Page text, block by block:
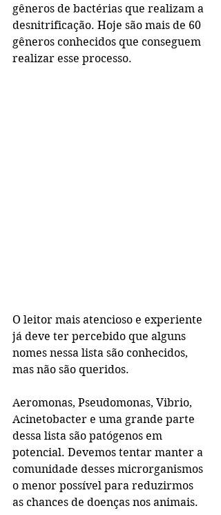
gêneros de bactérias que realizam a
desnitrificação. Hoje são mais de 60
gêneros conhecidos que conseguem
realizar esse processo.
O leitor mais atencioso e experiente
já deve ter percebido que alguns
nomes nessa lista são conhecidos,
mas não são queridos.
Aeromonas, Pseudomonas, Vibrio,
Acinetobacter e uma grande parte
dessa lista são patógenos em
potencial. Devemos tentar manter a
comunidade desses microrganismos
o menor possível para reduzirmos
as chances de doenças nos animais.